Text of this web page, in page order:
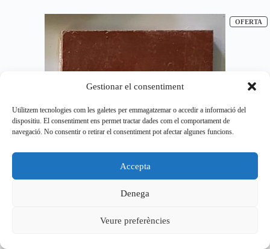
Gestionar el consentiment
Utilitzem tecnologies com les galetes per emmagatzemar o accedir a informació del
dispositiu. El consentiment ens permet tractar dades com el comportament de
navegació. No consentir o retirar el consentiment pot afectar algunes funcions.
Accepta
Denega
Veure preferències
OFERTA